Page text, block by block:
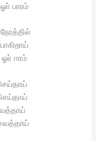
பாரம்
ஈரம்